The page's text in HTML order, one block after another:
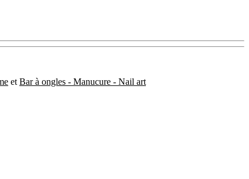
et Bar à ongles - Manucure - Nail art